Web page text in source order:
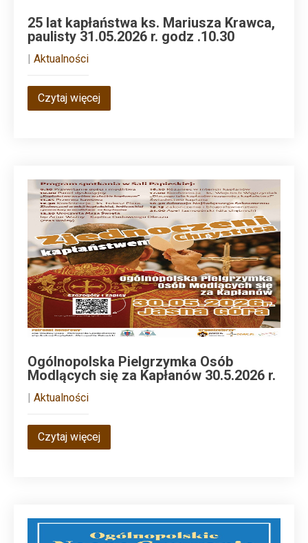
25 lat kapłaństwa ks. Mariusza Krawca,
paulisty 31.05.2026 r. godz .10.30
Aktualności
Czytaj więcej
Ogólnopolska Pielgrzymka Osób
Modlących się za Kapłanów 30.5.2026 r.
Aktualności
Czytaj więcej